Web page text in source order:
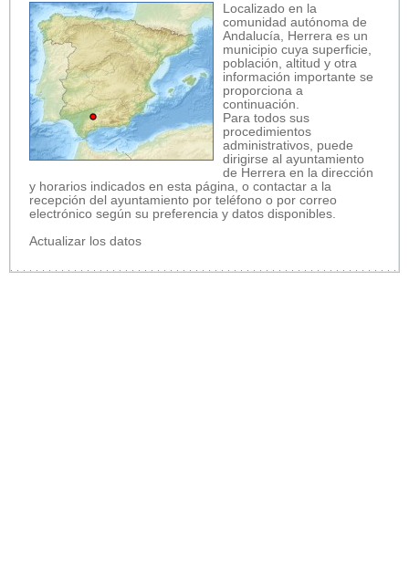
Localizado en la
comunidad autónoma de
Andalucía, Herrera es un
municipio cuya superficie,
población, altitud y otra
información importante se
proporciona a
continuación.
Para todos sus
procedimientos
administrativos, puede
dirigirse al ayuntamiento
de Herrera en la dirección
y horarios indicados en esta página, o contactar a la
recepción del ayuntamiento por teléfono o por correo
electrónico según su preferencia y datos disponibles.
Actualizar los datos